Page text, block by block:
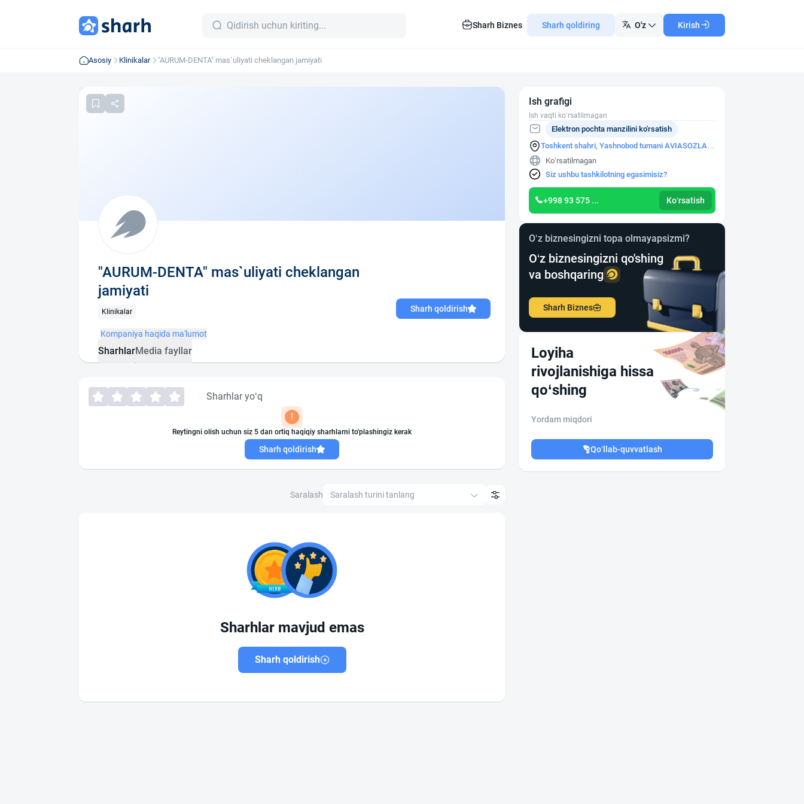
Sharh Biznes Sharh qoldiring O'z Kirish
Asosiy Klinikalar "AURUM-DENTA" mas`uliyati cheklangan jamiyati
"AURUM-DENTA" mas`uliyati cheklangan
jamiyati
Klinikalar Sharh qoldirish
Kompaniya haqida ma'lumot
SharhlarMedia fayllar
Sharhlar yo‘q
!
Reytingni olish uchun siz 5 dan ortiq haqiqiy sharhlarni to'plashingiz kerak
Sharh qoldirish
Saralash Saralash turini tanlang
Sharhlar mavjud emas
Sharh qoldirish
Ish grafigi
Ish vaqti ko‘rsatilmagan
Toshkent shahri, Yashnobod tumani AVIASOZLAR-
4 MAVZESI
Elektron pochta manzilini ko'rsatish
Ko‘rsatilmagan
Siz ushbu tashkilotning egasimisiz?
+998 93 575 ... Ko‘rsatish
O‘z biznesingizni topa olmayapsizmi?
O‘z biznesingizni qo'shing
va boshqaring
Sharh Biznes
Loyiha
rivojlanishiga hissa
qo‘shing
Yordam miqdori
Qo‘llab-quvvatlash